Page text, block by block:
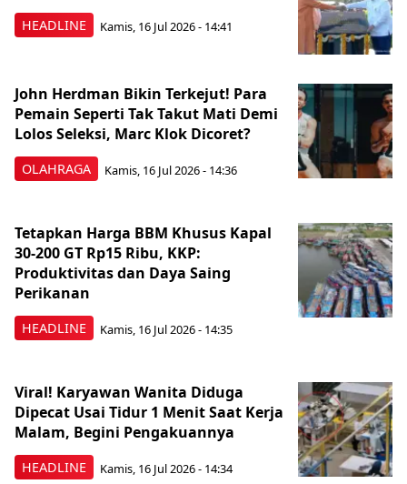
HEADLINE Kamis, 16 Jul 2026 - 14:41
OLAHRAGA
John Herdman Bikin Terkejut! Para
Pemain Seperti Tak Takut Mati Demi
Lolos Seleksi, Marc Klok Dicoret?
Kamis, 16 Jul 2026 - 14:36
HEADLINE
Tetapkan Harga BBM Khusus Kapal
30-200 GT Rp15 Ribu, KKP:
Produktivitas dan Daya Saing
Perikanan
Kamis, 16 Jul 2026 - 14:35
HEADLINE
Viral! Karyawan Wanita Diduga
Dipecat Usai Tidur 1 Menit Saat Kerja
Malam, Begini Pengakuannya
Kamis, 16 Jul 2026 - 14:34